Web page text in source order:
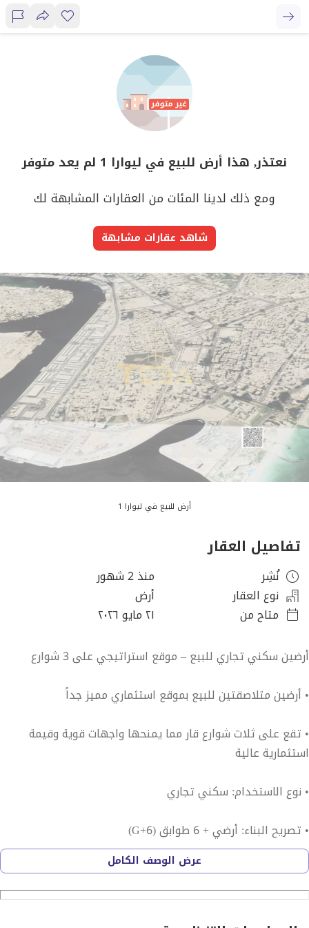
نعتذر, هذا أرض للبيع في ليوارا 1 لم يعد متوفر
ومع ذلك لدينا المئات من العقارات المشابهة لك
شاهد عقارات مشابهة
أرض للبيع في ليوارا 1
تفاصيل العقار
نُشِر
منذ 2 شهور
نوع العقار
أرض
متاح من
٢١ مايو ٢٠٢٦
أرضين سكني تجاري للبيع – موقع استراتيجي على 3 شوارع
• أرضين متلاصقتين للبيع بموقع استثماري مميز جداً
• تقع على ثلاث شوارع قار مما يمنحها واجهات قوية وقيمة
استثمارية عالية
• نوع الاستخدام: سكني تجاري
• تصريح البناء: أرضي + 6 طوابق (G+6)
• مساحة الأرض الواحدة: 6,400 قدم مربععرض الوصف الكامل